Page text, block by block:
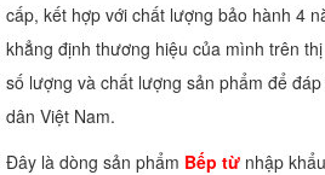
cấp, kết hợp với chất lượng bảo hành 4
khẳng định thương hiệu của mình trên
số lượng và chất lượng sản phẩm để
dân Việt Nam.
Đây là dòng sản phẩm Bếp từ nhập